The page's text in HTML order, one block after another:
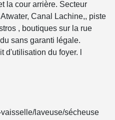
la cour arrière. Secteur
Canal Lachine,, piste
, boutiques sur la rue
sans garanti légale.
d'utilisation du foyer. l
laveuse/sécheuse